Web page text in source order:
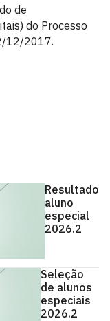
Resultado
aluno
especial
2026.2
Seleção
de alunos
especiais
2026.2
de
do Processo
12/2017.